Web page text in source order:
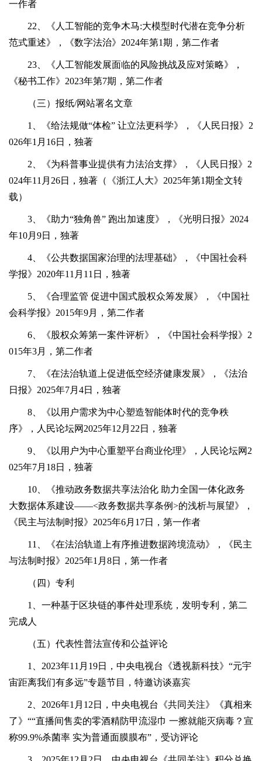
一作者
22、《人工智能的竞争木马:大模型时代潜在竞争分析
范式重述》，《数字法治》2024年第1期，第二作者
23、《人工智能发展面临的风险挑战及应对策略》，
《秘书工作》2023年第7期，第二作者
（三）报纸/网站署名文章
1、《给法规做“体检” 让立法更科学》，《人民日报》2
026年1月16日，独著
2、《为科普事业提供有力法治支撑》，《人民日报》2
024年11月26日，独著（《浙江人大》2025年第1期全文转
载）
3、《助力“独角兽” 跑出加速度》，《光明日报》2024
年10月9日，独著
4、《公共数据国家治理的法理基础》，《中国社会科
学报》2020年11月11日，独著
5、《合理监管 促进中国式股权众筹发展》，《中国社
会科学报》2015年9月，第二作者
6、《股权众筹第一案件评析》，《中国社会科学报》2
015年3月，第二作者
7、《在法治轨道上促进低空经济健康发展》，《法治
日报》2025年7月4日，独著
8、《以用户需求为中心塑造智能体时代的竞争秩
序》，人民论坛网2025年12月22日，独著
9、《以用户为中心重塑平台商业伦理》，人民论坛网2
025年7月18日，独著
10、《推动政务数据共享法治化 助力全国一体化政务
大数据体系建设——<政务数据共享条例>的浅析与展望》，
《民主与法制时报》2025年6月17日，第一作者
11、《在法治轨道上有序推进数据跨境流动》，《民主
与法制时报》2025年1月8日，第一作者
（四）专利
1、一种基于区块链的事件处理系统，发明专利，第二
完成人
（五）代表性普法宣传和公益评论
1、2023年11月19日，中央电视台《透视新科技》“元宇
宙距离我们有多远”专题节目，特邀访谈嘉宾
2、2026年1月12日，中央电视台《共同关注》《真相来
了》““直播间售卖的零酒精防甲流湿巾 一擦就能灭病毒？宣
称99.9%杀菌率 实为普通面膜膜布”，受访评论